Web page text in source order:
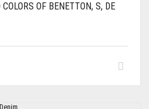
OF BENETTON, S, DE